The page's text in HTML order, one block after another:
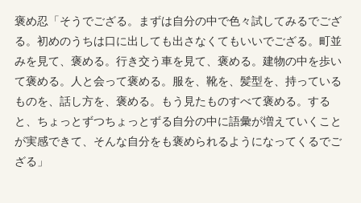
褒め忍「そうでござる。まずは自分の中で色々試してみるでござ
る。初めのうちは口に出しても出さなくてもいいでござる。町並
みを見て、褒める。行き交う車を見て、褒める。建物の中を歩い
て褒める。人と会って褒める。服を、靴を、髪型を、持っている
ものを、話し方を、褒める。もう見たものすべて褒める。する
と、ちょっとずつちょっとずる自分の中に語彙が増えていくこと
が実感できて、そんな自分をも褒められるようになってくるでご
ざる」